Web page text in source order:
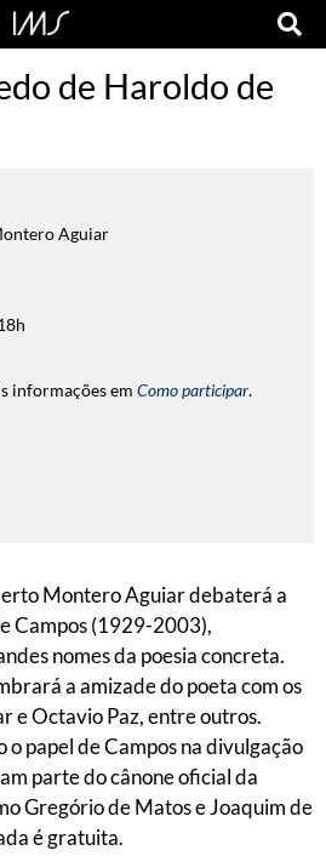
de Haroldo de
Aguiar
informações em Como participar.
Montero Aguiar debaterá a
Campos (1929-2003),
nomes da poesia concreta.
a amizade do poeta com os
e Octavio Paz, entre outros.
papel de Campos na divulgação
parte do cânone oficial da
Gregório de Matos e Joaquim de
é gratuita.